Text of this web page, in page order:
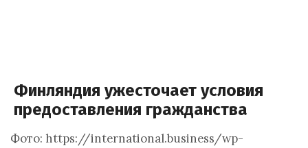
Финляндия ужесточает условия
предоставления гражданства
Фото: https://international.business/wp-